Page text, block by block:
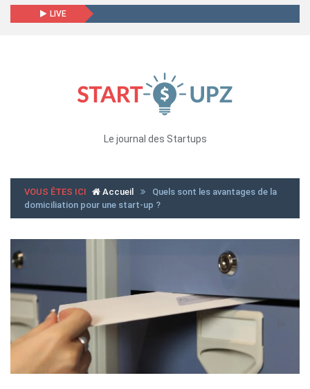
LIVE
Le journal des Startups
VOUS ÊTES ICI Accueil
Quels sont les avantages de la
domiciliation pour une start-up ?